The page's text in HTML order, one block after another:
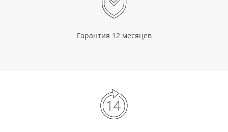
Гарантия 12 месяцев